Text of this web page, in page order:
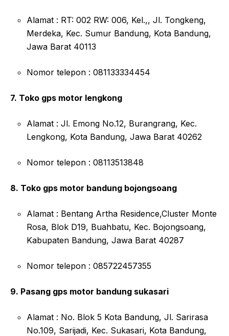
Alamat : RT: 002 RW: 006, Kel.,, Jl. Tongkeng,
Merdeka, Kec. Sumur Bandung, Kota Bandung,
Jawa Barat 40113
Nomor telepon : 081133334454
7. Toko gps motor lengkong
Alamat : Jl. Emong No.12, Burangrang, Kec.
Lengkong, Kota Bandung, Jawa Barat 40262
Nomor telepon : 08113513848
8. Toko gps motor bandung bojongsoang
Alamat : Bentang Artha Residence,Cluster Monte
Rosa, Blok D19, Buahbatu, Kec. Bojongsoang,
Kabupaten Bandung, Jawa Barat 40287
Nomor telepon : 085722457355
9. Pasang gps motor bandung sukasari
Alamat : No. Blok 5 Kota Bandung, Jl. Sarirasa
No.109, Sarijadi, Kec. Sukasari, Kota Bandung,